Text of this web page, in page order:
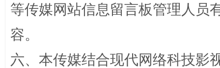
等传媒网站信息留言板管理人员
容。
六、本传媒结合现代网络科技影